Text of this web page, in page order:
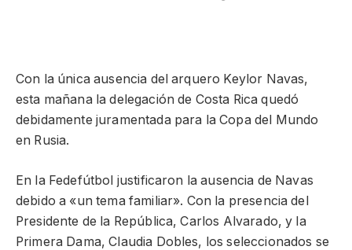
Con la única ausencia del arquero Keylor Navas,
esta mañana la delegación de Costa Rica quedó
debidamente juramentada para la Copa del Mundo
en Rusia.
En la Fedefútbol justificaron la ausencia de Navas
debido a «un tema familiar». Con la presencia del
Presidente de la República, Carlos Alvarado, y la
Primera Dama, Claudia Dobles, los seleccionados se